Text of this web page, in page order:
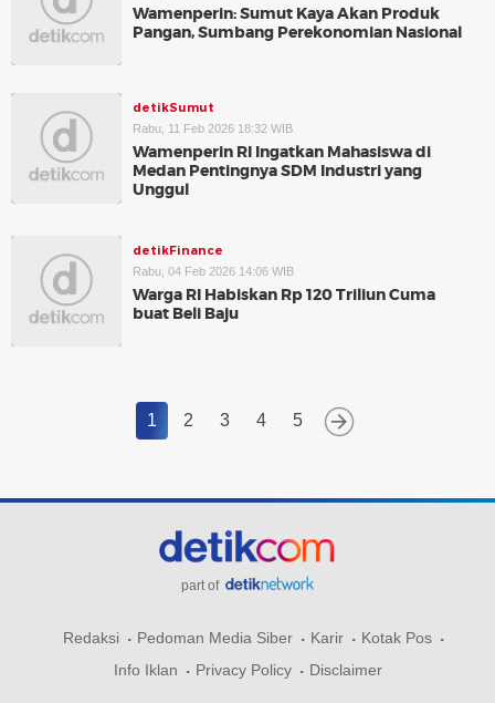
Wamenperin: Sumut Kaya Akan Produk
Pangan, Sumbang Perekonomian Nasional
detikSumut
Rabu, 11 Feb 2026 18:32 WIB
Wamenperin RI Ingatkan Mahasiswa di
Medan Pentingnya SDM Industri yang
Unggul
detikFinance
Rabu, 04 Feb 2026 14:06 WIB
Warga RI Habiskan Rp 120 Triliun Cuma
buat Beli Baju
1 2 3 4 5
part of
Redaksi Pedoman Media Siber Karir
Kotak Pos
Info Iklan
Privacy Policy Disclaimer